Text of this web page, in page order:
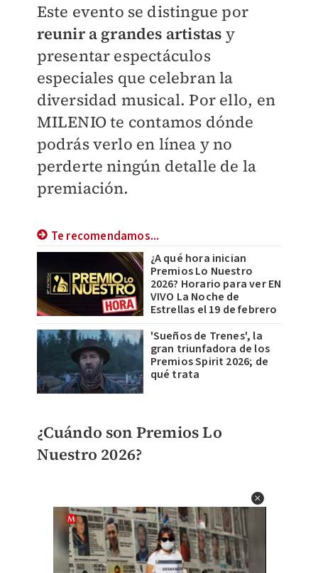
Este evento se distingue por
reunir a grandes artistas y
presentar espectáculos
especiales que celebran la
diversidad musical. Por ello, en
MILENIO te contamos dónde
podrás verlo en línea y no
perderte ningún detalle de la
premiación.
Te recomendamos...
¿A qué hora inician
Premios Lo Nuestro
2026? Horario para ver EN
VIVO La Noche de
Estrellas el 19 de febrero
'Sueños de Trenes', la
gran triunfadora de los
Premios Spirit 2026; de
qué trata
¿Cuándo son Premios Lo
Nuestro 2026?